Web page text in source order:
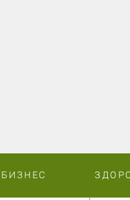
БИЗНЕС